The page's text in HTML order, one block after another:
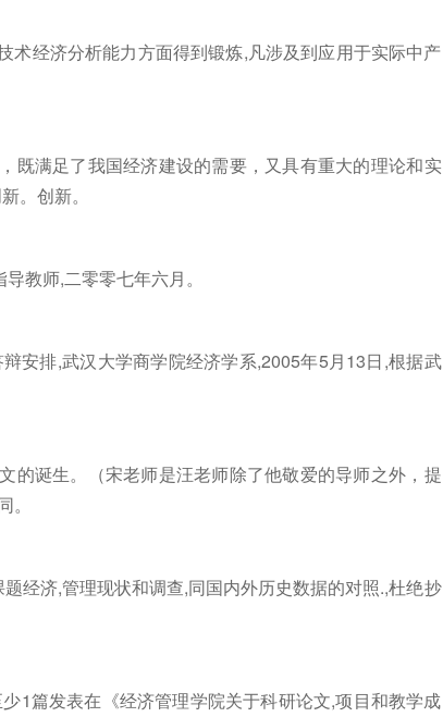
经济分析能力方面得到锻炼,凡涉及到应用于实际中产
既满足了我国经济建设的需要，又具有重大的理论和实
。创新。
教师,二零零七年六月。
安排,武汉大学商学院经济学系,2005年5月13日,根据武
的诞生。（宋老师是汪老师除了他敬爱的导师之外，提
经济,管理现状和调查,同国内外历史数据的对照.,杜绝抄
1篇发表在《经济管理学院关于科研论文,项目和教学成